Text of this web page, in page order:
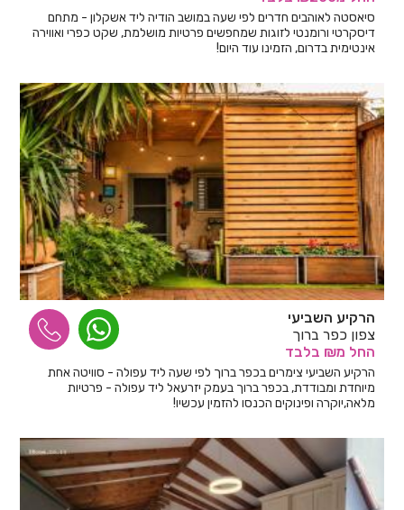
סיאסטה לאוהבים חדרים לפי שעה במושב הודיה ליד אשקלון - מתחם
דיסקרטי ורומנטי לזוגות שמחפשים פרטיות מושלמת, שקט כפרי ואווירה
אינטימית בדרום, הזמינו עוד היום!
הרקיע השביעי
צפון כפר ברוך
החל מ₪ בלבד
הרקיע השביעי צימרים בכפר ברוך לפי שעה ליד עפולה - סוויטה אחת
מיוחדת ומבודדת, בכפר ברוך בעמק יזרעאל ליד עפולה - פרטיות
מלאה,יוקרה ופינוקים הכנסו להזמין עכשיו!